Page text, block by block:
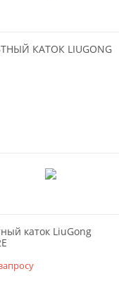
КАТОК LIUGONG
каток LiuGong